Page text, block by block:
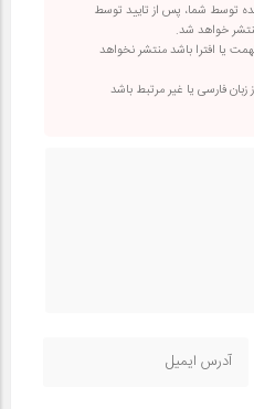
توسط شما، پس از تایید توسط
خواهد شد.
یا افترا باشد منتشر نخواهد
زبان فارسی یا غیر مرتبط باشد